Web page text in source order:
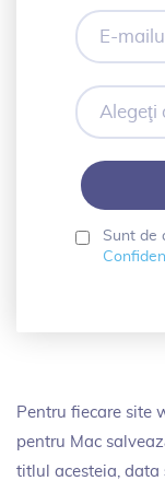
E-
mailul
dvs.
Alegeţi
o
parolă
Sunt de
Pentru fiecare site
pentru Mac
titlul acesteia, data